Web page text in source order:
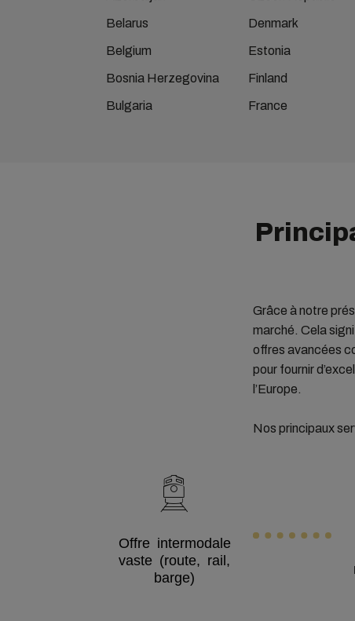
Belarus
Belgium
Bosnia Herzegovina
Bulgaria
Denmark
Estonia
Finland
France
Grâce à notre
marché. Cela
offres avancées
pour fournir
l’Europe.
Nos principaux
Offre intermodale
vaste (route, rail,
barge)